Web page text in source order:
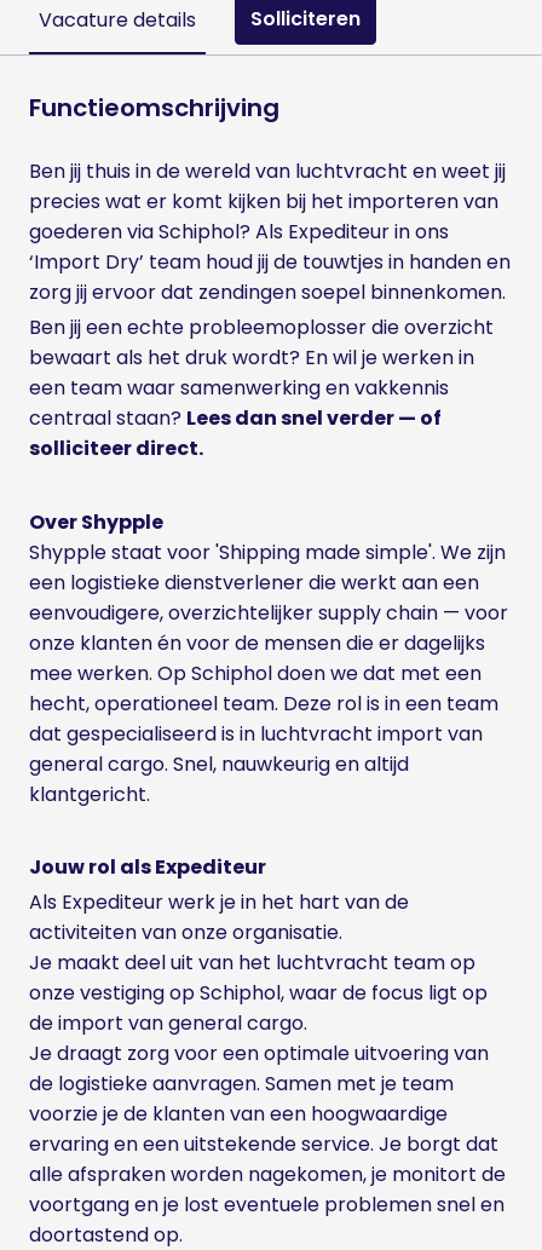
Vacature details Solliciteren
Functieomschrijving
Ben jij thuis in de wereld van luchtvracht en weet jij
precies wat er komt kijken bij het importeren van
goederen via Schiphol? Als Expediteur in ons
‘Import Dry’ team houd jij de touwtjes in handen en
zorg jij ervoor dat zendingen soepel binnenkomen.
Ben jij een echte probleemoplosser die overzicht
bewaart als het druk wordt? En wil je werken in
een team waar samenwerking en vakkennis
centraal staan? Lees dan snel verder — of
solliciteer direct.
Over Shypple
Shypple staat voor 'Shipping made simple'. We zijn
een logistieke dienstverlener die werkt aan een
eenvoudigere, overzichtelijker supply chain — voor
onze klanten én voor de mensen die er dagelijks
mee werken. Op Schiphol doen we dat met een
hecht, operationeel team. Deze rol is in een team
dat gespecialiseerd is in luchtvracht import van
general cargo. Snel, nauwkeurig en altijd
klantgericht.
Jouw rol als Expediteur
Als Expediteur werk je in het hart van de
activiteiten van onze organisatie.
Je maakt deel uit van het luchtvracht team op
onze vestiging op Schiphol, waar de focus ligt op
de import van general cargo.
Je draagt zorg voor een optimale uitvoering van
de logistieke aanvragen. Samen met je team
voorzie je de klanten van een hoogwaardige
ervaring en een uitstekende service. Je borgt dat
alle afspraken worden nagekomen, je monitort de
voortgang en je lost eventuele problemen snel en
doortastend op.